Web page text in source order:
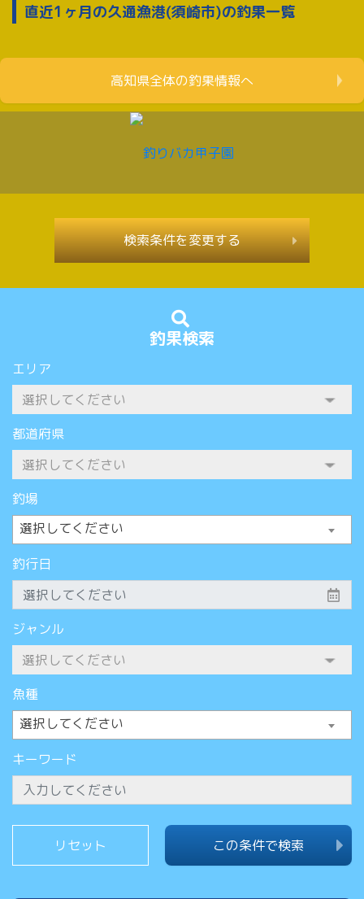
釣果検索
エリア
都道府県
釣場
選択してください
釣行日
ジャンル
魚種
選択してください
キーワード
この条件で検索
直近1ヶ月の久通漁港(須崎市)の釣果一覧
高知県全体の釣果情報へ
検索条件を変更する